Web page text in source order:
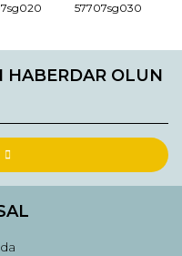
olmalı.
57707sg030
HABERDAR OLUN